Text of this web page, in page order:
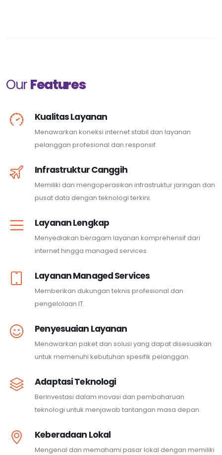
OurFeatures
Kualitas Layanan
Menawarkan koneksi internet stabil dan layanan
pelanggan profesional dan responsif.
Infrastruktur Canggih
Memiliki dan mengoperasikan infrastruktur jaringan dan
pusat data dengan teknologi terkini.
Layanan Lengkap
Menyediakan beragam layanan komprehensif dari
internet hingga managed services.
Layanan Managed Services
Memberikan dukungan teknis profesional dan
pengelolaan IT.
Penyesuaian Layanan
Menawarkan paket dan solusi yang dapat disesuaikan
untuk memenuhi kebutuhan spesifik pelanggan.
Adaptasi Teknologi
Berinvestasi dalam inovasi dan pembaharuan
teknologi untuk menjawab tantangan masa depan.
Keberadaan Lokal
Mengenal dan memahami pasar lokal dengan memiliki